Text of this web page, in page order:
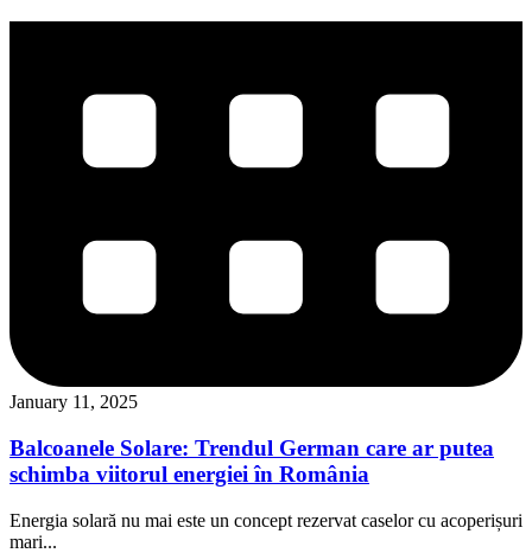
January 11, 2025
Balcoanele Solare: Trendul German care ar putea
schimba viitorul energiei în România
Energia solară nu mai este un concept rezervat caselor cu acoperișuri
mari...